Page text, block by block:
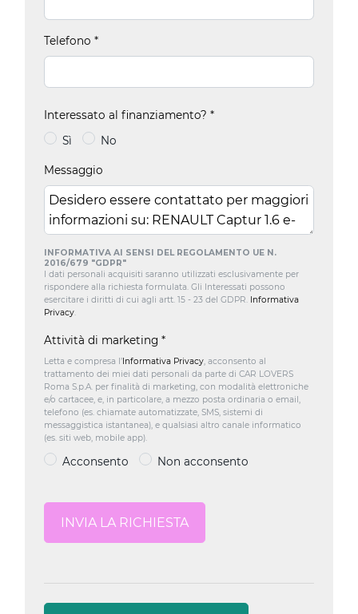
Telefono *
Interessato al finanziamento? *
Sì
No
Messaggio
INFORMATIVA AI SENSI DEL REGOLAMENTO UE N.
2016/679 "GDPR"
I dati personali acquisiti saranno utilizzati esclusivamente per
rispondere alla richiesta formulata. Gli Interessati possono
esercitare i diritti di cui agli artt. 15 - 23 del GDPR. Informativa
Privacy.
Attività di marketing *
Letta e compresa l’Informativa Privacy, acconsento al
trattamento dei miei dati personali da parte di CAR LOVERS
Roma S.p.A. per finalità di marketing, con modalità elettroniche
e/o cartacee, e, in particolare, a mezzo posta ordinaria o email,
telefono (es. chiamate automatizzate, SMS, sistemi di
messaggistica istantanea), e qualsiasi altro canale informatico
(es. siti web, mobile app).
Acconsento Non acconsento